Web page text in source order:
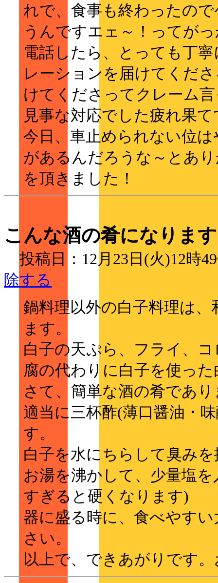
れで、食事も終わったの
うんですエェ～！ってが
電話したら、とっても丁
レーションを届けてくだ
けてくださってクレーム
見事な対応でした疲れ果
今日、車止められない位
があるんだろうな～とあ
を頂きました！
こんな酒の肴になります
投稿日：12月23日(火)12時
除する
鍋料理以外の白子料理は
ます。
白子の天ぷら、フライ、
腐の代わりに白子を使っ
さて、簡単な酒の肴であ
適当に三杯酢(薄口醤油・
す。
白子を水にちらして臭み
お湯を沸かして、少量塩
すぎると硬くなります)
器に盛る時に、食べやす
さい。
以上で、できあがりです